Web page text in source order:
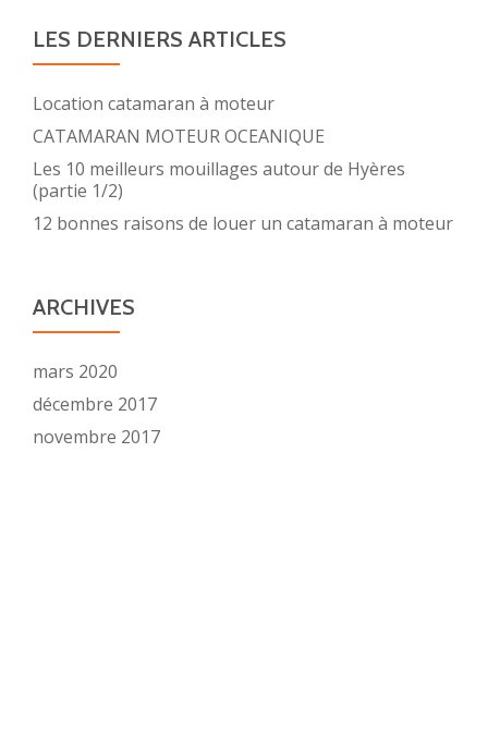
LES DERNIERS ARTICLES
Location catamaran à moteur
CATAMARAN MOTEUR OCEANIQUE
Les 10 meilleurs mouillages autour de Hyères
(partie 1/2)
12 bonnes raisons de louer un catamaran à moteur
ARCHIVES
mars 2020
décembre 2017
novembre 2017